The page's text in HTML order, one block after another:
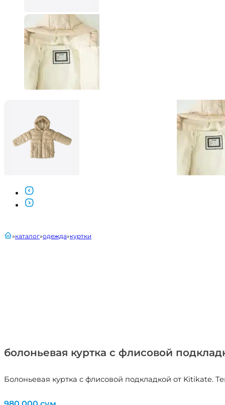
болоньевая куртка с флисовой
Болоньевая куртка с флисовой подкладкой от Kitikate.
главнаякаталог одежда куртки